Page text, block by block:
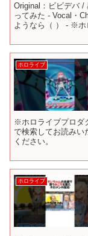
Original：ビビデバ /
ってみた - Vocal・
ようなら（ ） - ※ホ
ホロライブ
※ホロライブプロダ
で検索してお読みい
ください。
ホロライブ